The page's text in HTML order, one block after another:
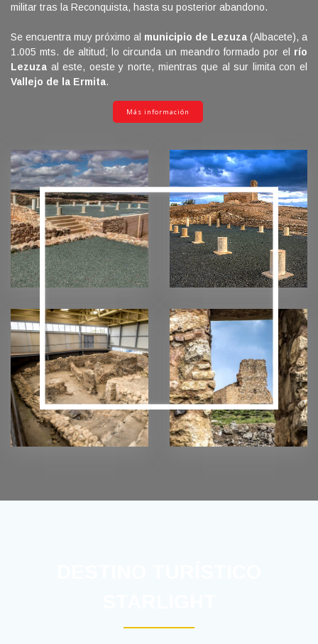
militar tras la Reconquista, hasta su posterior abandono.
Se encuentra muy próximo al municipio de Lezuza (Albacete), a
1.005 mts. de altitud; lo circunda un meandro formado por el río
Lezuza al este, oeste y norte, mientras que al sur limita con el
Vallejo de la Ermita.
Más información